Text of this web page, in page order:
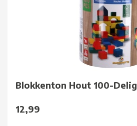
Blokkenton Hout 100-Delig
12,99